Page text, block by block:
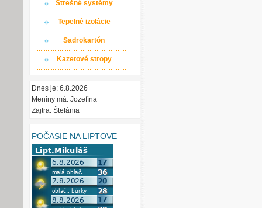
Strešné systémy
Tepelné izolácie
Sadrokartón
Kazetové stropy
Dnes je: 6.8.2026
Meniny má: Jozefína
Zajtra: Štefánia
POČASIE NA LIPTOVE